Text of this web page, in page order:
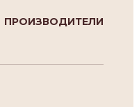
ПРОИЗВОДИТЕЛИ